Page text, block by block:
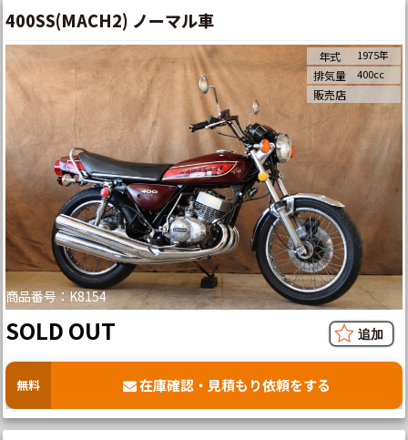
400SS(MACH2) ノーマル車
商品番号：K8154
年式 1975年
排気量 400cc
販売店
SOLD OUT
無料 在庫確認・見積もり依頼をする